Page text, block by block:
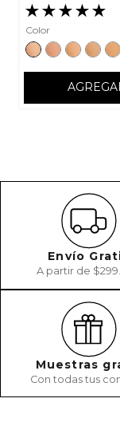
★★★★★
Color
Envío
A partir de
Muestras
Con todas tus